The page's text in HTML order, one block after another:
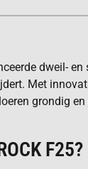
dweil-
Met
grondig
F25?